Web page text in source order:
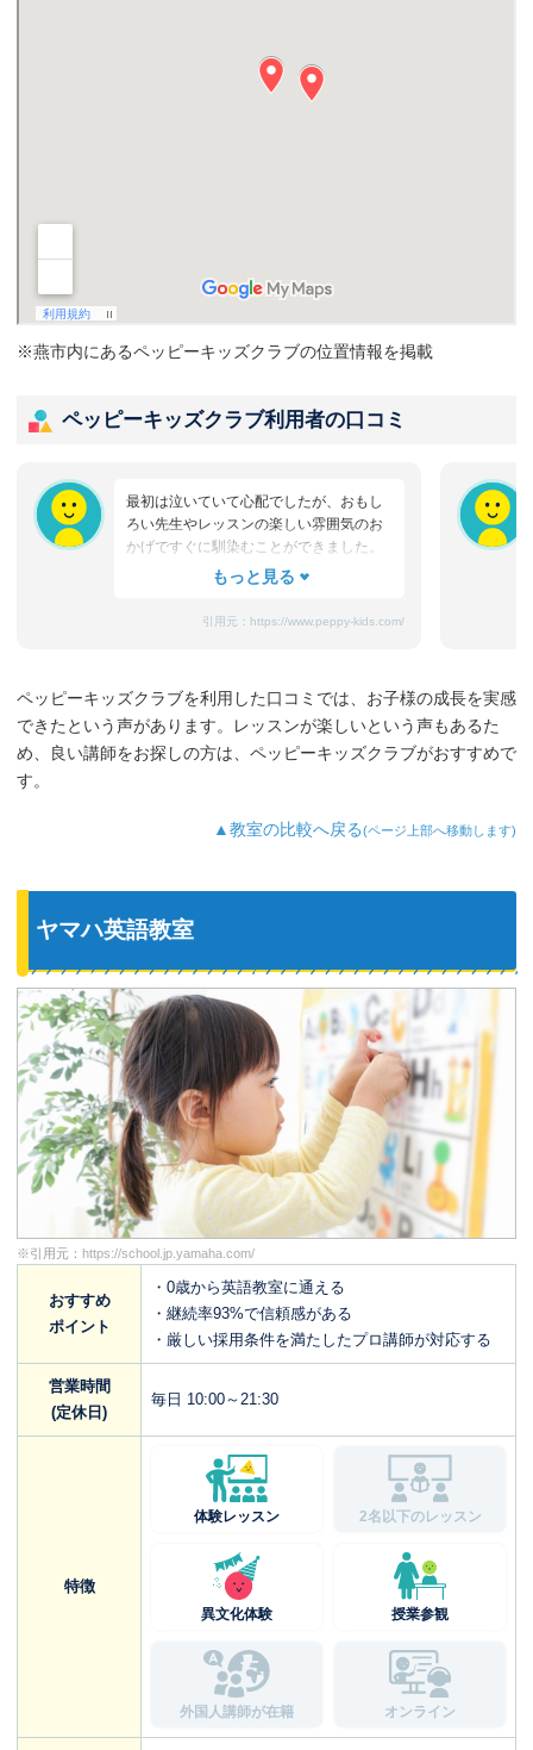
※燕市内にあるペッピーキッズクラブの位置情報を掲載
ペッピーキッズクラブ利用者の口コミ
最初は泣いていて心配でしたが、おもし
ろい先生やレッスンの楽しい雰囲気のお
かげですぐに馴染むことができました。
たまにママと離れるときに嫌がることも
れ、お迎えのときはいつも笑顔です。
3歳児を飽きさせない充実したレッスンだ
と思います。うちの子は特に歌やダンス
が好きなようで、よく「Hello～♪」と歌
ど、色んなものを英語で教えてくれるよ
うになり、英語が身についてきているの
引用元： https://www.peppy-kids.com/
ペッピーキッズクラブを利用した口コミでは、お子様の成長を実感
できたという声があります。レッスンが楽しいという声もあるた
め、良い講師をお探しの方は、ペッピーキッズクラブがおすすめで
す。
▲教室の比較へ戻る(ページ上部へ移動します)
ヤマハ英語教室
※引用元： https://school.jp.yamaha.com/
おすすめ
ポイント
・0歳から英語教室に通える
・継続率93%で信頼感がある
・厳しい採用条件を満たしたプロ講師が対応する
営業時間
(定休日)
毎日 10:00～21:30
特徴
体験レッスン 2名以下のレッスン
異文化体験 授業参観
外国人講師が在籍 オンライン